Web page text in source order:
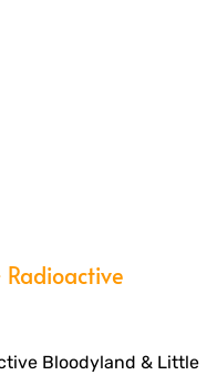
Radioactive
Bloodyland & Little